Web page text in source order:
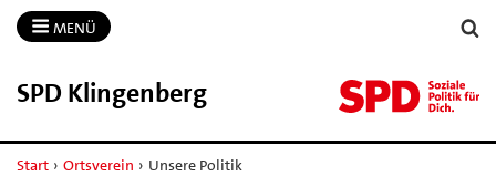
MENÜ
SPD Klingenberg
Start › Ortsverein › Unsere Politik